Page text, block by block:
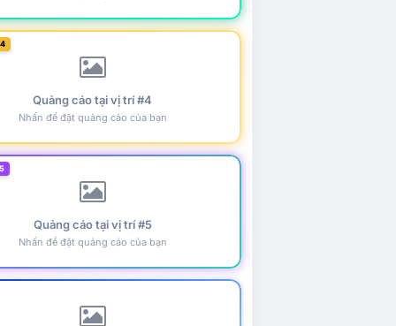
Quảng cáo tại vị trí #4
Nhấn để đặt quảng cáo của bạn
Quảng cáo tại vị trí #5
Nhấn để đặt quảng cáo của bạn